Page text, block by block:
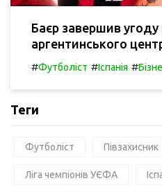
Баєр завершив
аргентинського
#Футболіст #Іспанія #
Теги
Футболіст Півзахисник
Ліга чемпіонів УЄФА